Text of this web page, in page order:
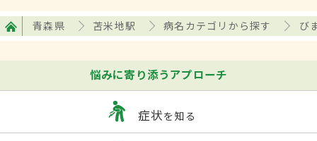
青森県 苫米地駅 病名カテゴリから探す び
悩みに寄り添うアプローチ
症状を知る